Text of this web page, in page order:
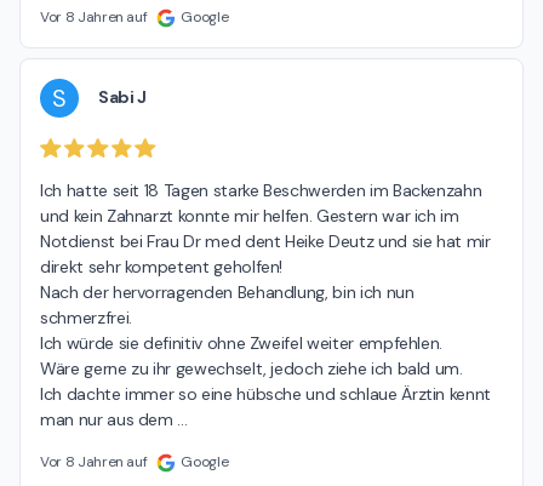
Vor 8 Jahren auf Google
S Sabi J
Ich hatte seit 18 Tagen starke Beschwerden im Backenzahn
und kein Zahnarzt konnte mir helfen. Gestern war ich im
Notdienst bei Frau Dr med dent Heike Deutz und sie hat mir
direkt sehr kompetent geholfen!
Nach der hervorragenden Behandlung, bin ich nun
schmerzfrei.
Ich würde sie definitiv ohne Zweifel weiter empfehlen.
Wäre gerne zu ihr gewechselt, jedoch ziehe ich bald um.
Ich dachte immer so eine hübsche und schlaue Ärztin kennt
man nur aus dem
Vor 8 Jahren auf Google